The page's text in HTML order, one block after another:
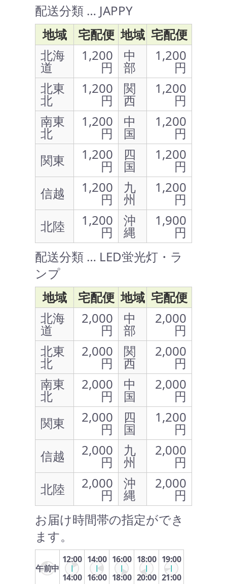
配送分類 … JAPPY
地域
宅配便 地域 宅配便
北海
道
1,200
円
中
部
1,200
円
北東
北
1,200
円
関
西
1,200
円
南東
北
1,200
円
中
国
1,200
円
関東
1,200
円
四
国
1,200
円
信越
1,200
円
九
州
1,200
円
北陸
1,200
円
沖
縄
1,900
円
配送分類 … LED蛍光灯・ラ
ンプ
地域
宅配便 地域 宅配便
北海
道
2,000
円
中
部
2,000
円
北東
北
2,000
円
関
西
2,000
円
南東
北
2,000
円
中
国
2,000
円
関東
2,000
円
四
国
1,200
円
信越
2,000
円
九
州
2,000
円
北陸
2,000
円
沖
縄
2,000
円
お届け時間帯の指定ができ
ます。
午前中
12:00
14:00
14:00
16:00
16:00
18:00
18:00
20:00
19:00
21:00